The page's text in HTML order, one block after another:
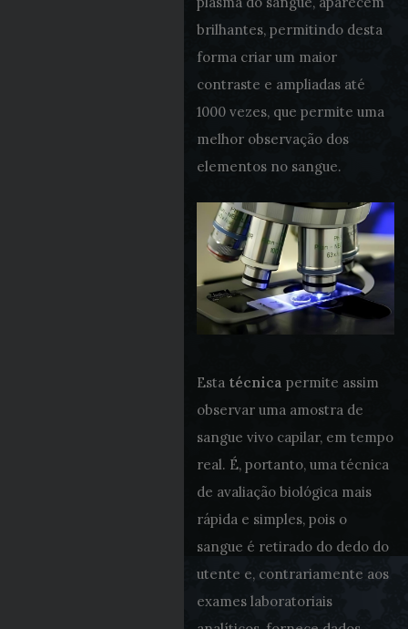
brilhantes, permitindo desta
forma criar um maior
contraste e ampliadas até
1000 vezes, que permite uma
melhor observação dos
elementos no sangue.
Esta técnica permite assim
observar uma amostra de
sangue vivo capilar, em tempo
real. É, portanto, uma técnica
de avaliação biológica mais
rápida e simples, pois o
sangue é retirado do dedo do
utente e, contrariamente aos
exames laboratoriais